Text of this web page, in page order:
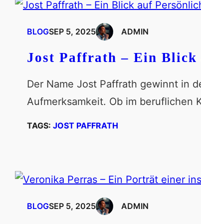
BLOGSEP 5, 2025 ADMIN
Jost Paffrath – Ein
Der Name Jost Paffrath gewinnt in
Aufmerksamkeit. Ob im beruflichen
TAGS: JOST PAFFRATH
BLOGSEP 5, 2025 ADMIN